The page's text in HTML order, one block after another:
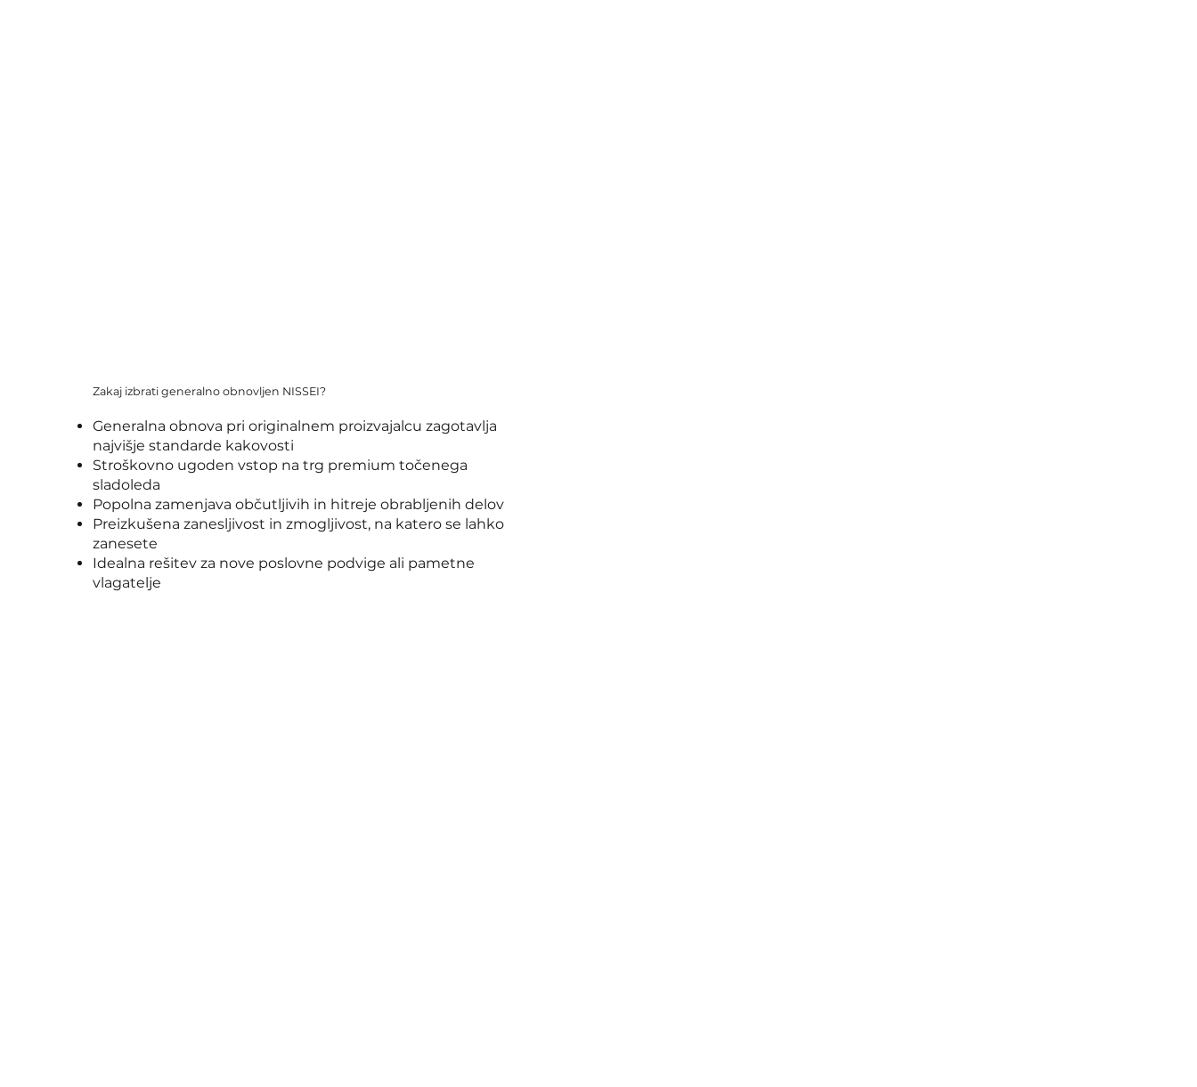
Zakaj izbrati generalno obnovljen NISSEI?
Generalna obnova pri originalnem proizvajalcu zagotavlja
najvišje standarde kakovosti
Stroškovno ugoden vstop na trg premium točenega
sladoleda
Popolna zamenjava občutljivih in hitreje obrabljenih delov
Preizkušena zanesljivost in zmogljivost, na katero se lahko
zanesete
Idealna rešitev za nove poslovne podvige ali pametne
vlagatelje